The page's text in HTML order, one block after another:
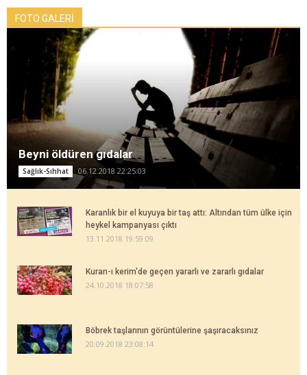
FOTO GALERİ
Beyni öldüren gıdalar
Sağlık-Sıhhat 06.12.2018 22:25:03
Karanlık bir el kuyuya bir taş attı: Altından tüm ülke için
heykel kampanyası çıktı
13.11.2018 19:59:09
Kuran-ı kerim'de geçen yararlı ve zararlı gıdalar
24.10.2018 18:07:58
Böbrek taşlarının görüntülerine şaşıracaksınız
20.09.2018 23:08:14